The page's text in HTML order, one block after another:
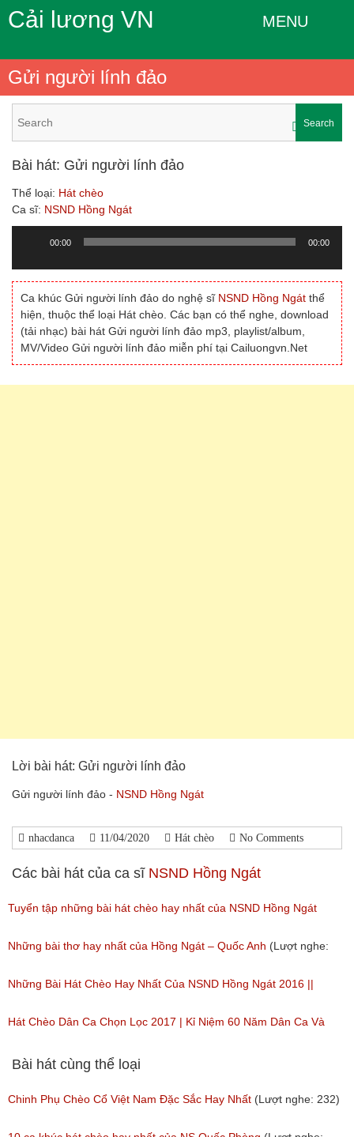
Cải lương VN MENU
Gửi người lính đảo
Search
Bài hát: Gửi người lính đảo
Thể loại: Hát chèo
Ca sĩ: NSND Hồng Ngát
00:00 00:00
Ca khúc Gửi người lính đảo do nghệ sĩ NSND Hồng Ngát thể
hiện, thuộc thể loại Hát chèo. Các bạn có thể nghe, download
(tải nhạc) bài hát Gửi người lính đảo mp3, playlist/album,
MV/Video Gửi người lính đảo miễn phí tại Cailuongvn.Net
Lời bài hát: Gửi người lính đảo
Gửi người lính đảo - NSND Hồng Ngát
nhacdanca 11/04/2020 Hát chèo No Comments
Các bài hát của ca sĩ NSND Hồng Ngát
Tuyển tập những bài hát chèo hay nhất của NSND Hồng Ngát
(Lượt nghe: 777)
Những bài thơ hay nhất của Hồng Ngát – Quốc Anh (Lượt nghe:
85)
Những Bài Hát Chèo Hay Nhất Của NSND Hồng Ngát 2016 ||
Tuyển tập 2
(Lượt nghe: 1,395)
Hát Chèo Dân Ca Chọn Lọc 2017 | Kỉ Niệm 60 Năm Dân Ca Và
Nhạc Cổ Truyền Đài TNVN
(Lượt nghe: 281)
Bài hát cùng thể loại
Chinh Phụ Chèo Cổ Việt Nam Đặc Sắc Hay Nhất (Lượt nghe: 232)